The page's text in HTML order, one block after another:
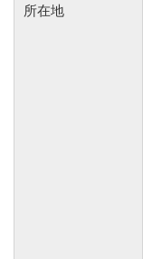
所在地